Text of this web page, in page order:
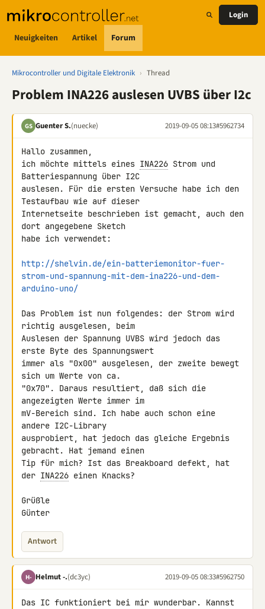
Neuigkeiten Artikel Forum
Login
Mikrocontroller und Digitale Elektronik › Thread
Problem INA226 auslesen UVBS über I2c
GS Guenter S.(nuecke) 2019-09-05 08:13#5962734
Hallo zusammen,
ich möchte mittels eines INA226 Strom und
Batteriespannung über I2C
auslesen. Für die ersten Versuche habe ich den
Testaufbau wie auf dieser
Internetseite beschrieben ist gemacht, auch den
dort angegebene Sketch
habe ich verwendet:
http://shelvin.de/ein-batteriemonitor-fuer-
strom-und-spannung-mit-dem-ina226-und-dem-
arduino-uno/
Das Problem ist nun folgendes: der Strom wird
richtig ausgelesen, beim
Auslesen der Spannung UVBS wird jedoch das
erste Byte des Spannungswert
immer als "0x00" ausgelesen, der zweite bewegt
sich um Werte von ca.
"0x70". Daraus resultiert, daß sich die
angezeigten Werte immer im
mV-Bereich sind. Ich habe auch schon eine
andere I2C-Library
ausprobiert, hat jedoch das gleiche Ergebnis
gebracht. Hat jemand einen
Tip für mich? Ist das Breakboard defekt, hat
der INA226 einen Knacks?
Grüßle
Günter
Antwort
H- Helmut -.(dc3yc) 2019-09-05 08:33#5962750
Das IC funktioniert bei mir wunderbar. Kannst